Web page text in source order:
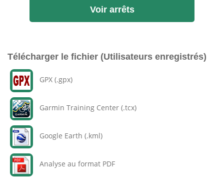
Voir arrêts
Télécharger le fichier (Utilisateurs enregistrés)
GPX (.gpx)
Garmin Training Center (.tcx)
Google Earth (.kml)
Analyse au format PDF